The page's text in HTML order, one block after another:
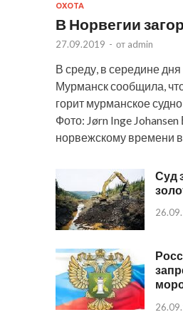
ОХОТА
В Норвегии
27.09.2019 - от admin
В среду, в середине
Мурманск сообщила,
горит мурманское
Фото: Jørn Inge
норвежскому времени в
Суд